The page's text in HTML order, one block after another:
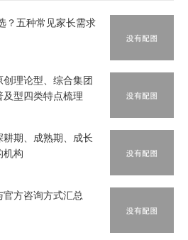
？五种常见家长需求
理论型、综合集团
型四类特点梳理
期、成熟期、成长
机构
方咨询方式汇总